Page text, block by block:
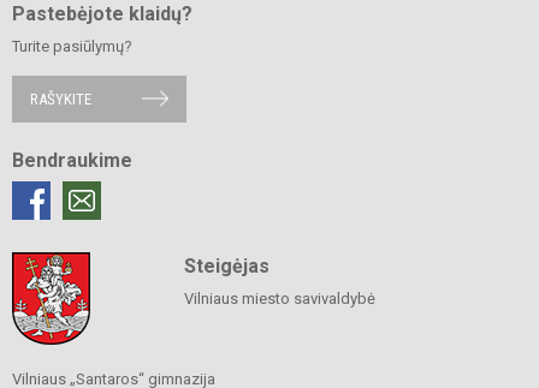
Pastebėjote klaidų?
Turite pasiūlymų?
RAŠYKITE
Bendraukime
Steigėjas
Vilniaus miesto savivaldybė
Vilniaus „Santaros“ gimnazija